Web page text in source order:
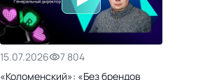
15.07.2026
7 804
«Коломенский»: «Без брендов